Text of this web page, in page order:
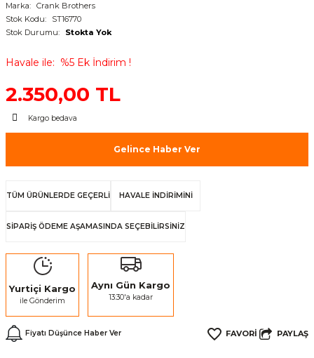
Marka
Crank Brothers
Stok Kodu
ST16770
Stok Durumu
Stokta Yok
Havale ile %5 Ek İndirim !
2.350,00 TL
Kargo bedava
Gelince Haber Ver
TÜM ÜRÜNLERDE GEÇERLİ HAVALE İNDİRİMİNİ
SİPARİŞ ÖDEME AŞAMASINDA SEÇEBİLİRSİNİZ
Yurtiçi Kargo
ile Gönderim
Aynı Gün Kargo
13:30'a kadar
Fiyatı Düşünce Haber Ver PAYLAŞ